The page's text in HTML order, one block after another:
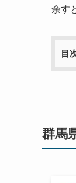
余す
目
群馬